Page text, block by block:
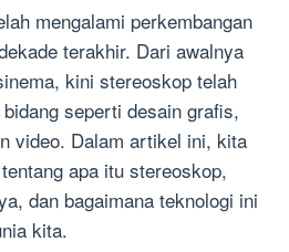
mengalami perkembangan
terakhir. Dari awalnya
kini stereoskop telah
seperti desain grafis,
video. Dalam artikel ini, kita
apa itu stereoskop,
dan bagaimana teknologi ini
kita.